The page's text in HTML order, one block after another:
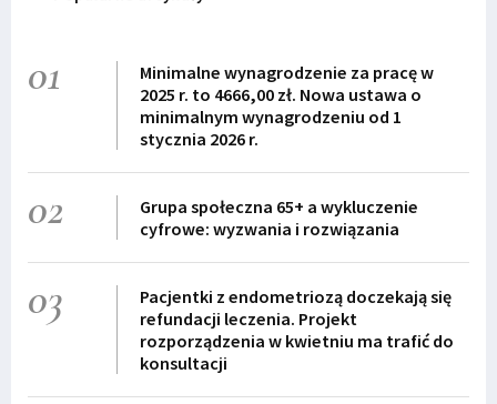
01
Minimalne wynagrodzenie za pracę w
2025 r. to 4666,00 zł. Nowa ustawa o
minimalnym wynagrodzeniu od 1
stycznia 2026 r.
02
Grupa społeczna 65+ a wykluczenie
cyfrowe: wyzwania i rozwiązania
03
Pacjentki z endometriozą doczekają się
refundacji leczenia. Projekt
rozporządzenia w kwietniu ma trafić do
konsultacji